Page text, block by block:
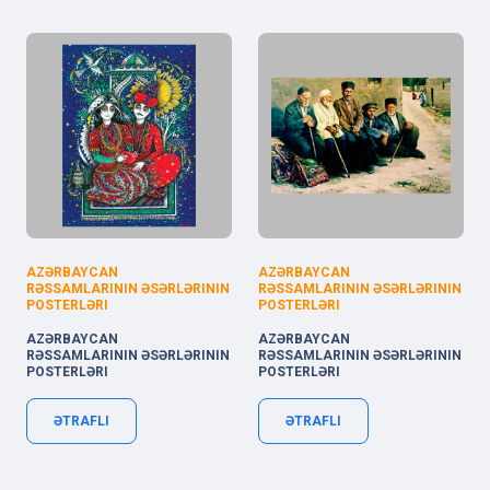
AZƏRBAYCAN
RƏSSAMLARININ ƏSƏRLƏRININ
POSTERLƏRI
AZƏRBAYCAN
RƏSSAMLARININ ƏSƏRLƏRININ
POSTERLƏRI
ƏTRAFLI
AZƏRBAYCAN
RƏSSAMLARININ ƏSƏRLƏRININ
POSTERLƏRI
AZƏRBAYCAN
RƏSSAMLARININ ƏSƏRLƏRININ
POSTERLƏRI
ƏTRAFLI